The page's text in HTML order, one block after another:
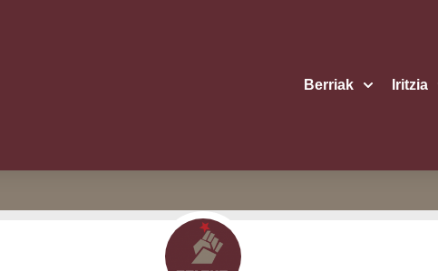
Berriak Iritzia